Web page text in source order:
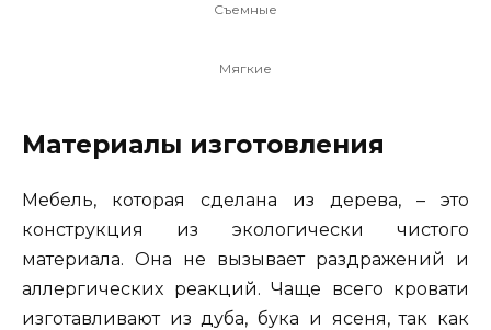
Съемные
Мягкие
Материалы изготовления
Мебель, которая сделана из дерева, – это
конструкция из экологически чистого
материала. Она не вызывает раздражений и
аллергических реакций. Чаще всего кровати
изготавливают из дуба, бука и ясеня, так как